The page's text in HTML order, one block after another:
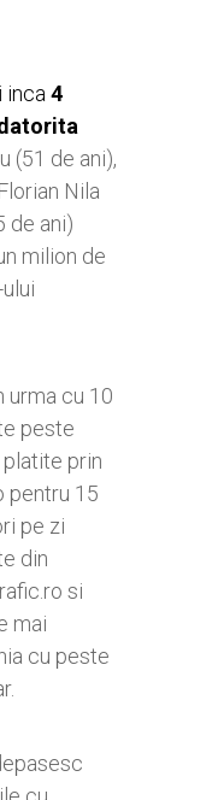
inca 4
(51 de ani),
Nila
de ani)
milion de
urma cu 10
peste
platite prin
pentru 15
pe zi
din
si
mai
cu peste